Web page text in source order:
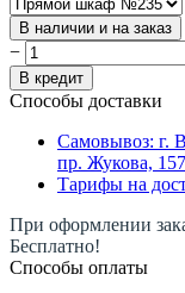
В наличии и на заказ
−
В кредит
Способы доставки
Самовывоз: г.
пр. Жукова, 157
Тарифы на
При оформлении
Бесплатно!
Способы оплаты